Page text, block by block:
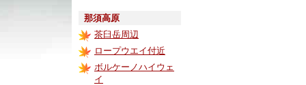
那須高原
茶臼岳周辺
ロープウエイ付近
ボルケーノハイウェ
イ